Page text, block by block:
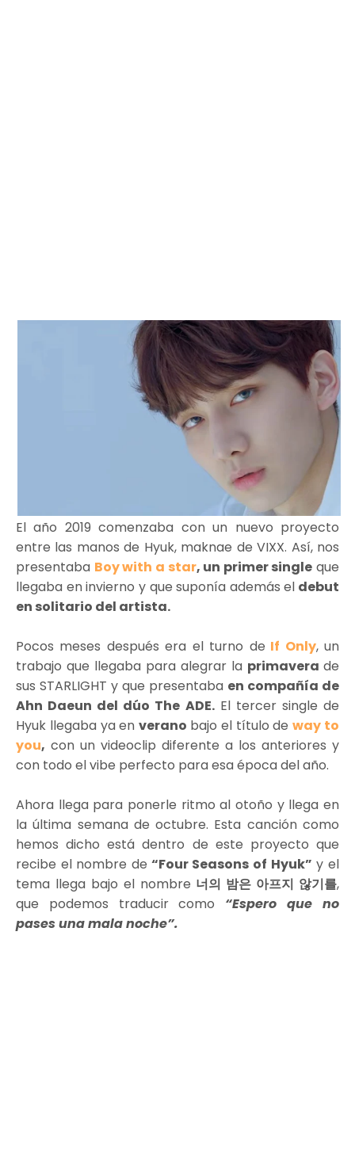
El año 2019 comenzaba con un nuevo proyecto
entre las manos de Hyuk, maknae de VIXX. Así, nos
presentaba Boy with a star, un primer single que
llegaba en invierno y que suponía además el debut
en solitario del artista.
Pocos meses después era el turno de If Only, un
trabajo que llegaba para alegrar la primavera de
sus STARLIGHT y que presentaba en compañía de
Ahn Daeun del dúo The ADE.El tercer single de
Hyuk llegaba ya enverano bajo el título deway to
you, con un videoclip diferente a los anteriores y
con todo el vibe perfecto para esa época del año.
Ahora llega para ponerle ritmo al otoño y llega en
la última semana de octubre. Esta canción como
hemos dicho está dentro de este proyecto que
recibe el nombre de “Four Seasons of Hyuk” y el
tema llega bajo el nombre 너의 밤은 아프지 않기를,
que podemos traducir como “Espero que no
pases una mala noche”.